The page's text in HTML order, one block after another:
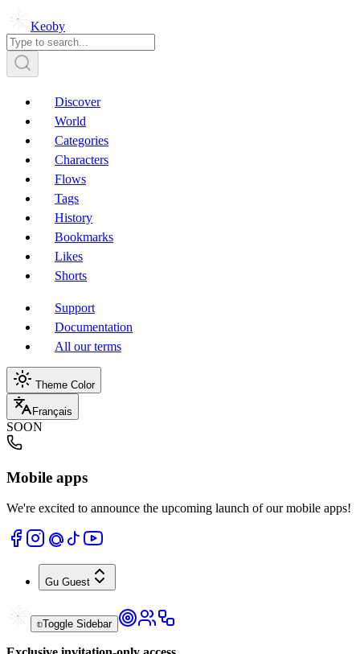
Keoby
Discover
World
Categories
Characters
Flows
Tags
History
Bookmarks
Likes
Shorts
Support
Documentation
All our terms
Theme Color
Français
SOON
Mobile apps
We're excited to announce the upcoming launch of our mobile apps!
Gu Guest
Toggle Sidebar